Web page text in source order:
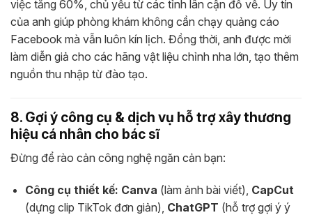
việc tăng 60%, chủ yếu từ các tỉnh lân cận đổ về. Uy tín
của anh giúp phòng khám không cần chạy quảng cáo
Facebook mà vẫn luôn kín lịch. Đồng thời, anh được mời
làm diễn giả cho các hãng vật liệu chỉnh nha lớn, tạo thêm
nguồn thu nhập từ đào tạo.
8. Gợi ý công cụ & dịch vụ hỗ trợ xây thương
hiệu cá nhân cho bác sĩ
Đừng để rào cản công nghệ ngăn cản bạn:
Công cụ thiết kế: Canva (làm ảnh bài viết), CapCut
(dựng clip TikTok đơn giản), ChatGPT (hỗ trợ gợi ý ý